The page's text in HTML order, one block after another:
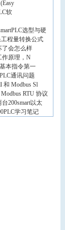
软
选型与硬
程量转换公式
了会怎么样
作原理，N
本指令第一
通讯问题
和 Modbus Sl
RTU 协议
台200smart以太
学习笔记